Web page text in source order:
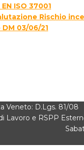
EN ISO 37001
Rischio
03/06/21
Veneto: D.Lgs. 81/08
Lavoro e RSPP